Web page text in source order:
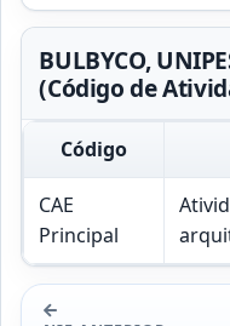
BULBYCO,
(Código de
Código
CAE
Principal